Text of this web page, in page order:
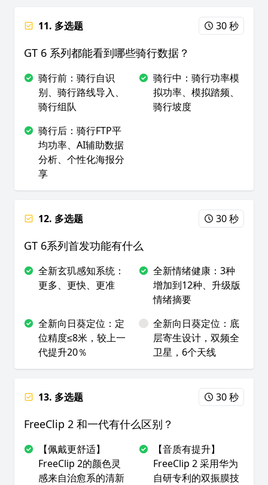
11. 多选题 30 秒
GT 6 系列都能看到哪些骑行数据？
骑行前：骑行自识
别、骑行路线导入、
骑行组队
骑行中：骑行功率模
拟功率、模拟踏频、
骑行坡度
骑行后：骑行FTP平
均功率、AI辅助数据
分析、个性化海报分
享
12. 多选题 30 秒
GT 6系列首发功能有什么
全新玄玑感知系统：
更多、更快、更准
全新情绪健康：3种
增加到12种、升级版
情绪摘要
全新向日葵定位：定
位精度≤8米，较上一
代提升20％
全新向日葵定位：底
层寄生设计，双频全
卫星，6个天线
13. 多选题 30 秒
FreeClip 2 和一代有什么区别？
【佩戴更舒适】
FreeClip 2的颜色灵
感来自治愈系的清新
【音质有提升】
FreeClip 2 采用华为
自研专利的双振膜技